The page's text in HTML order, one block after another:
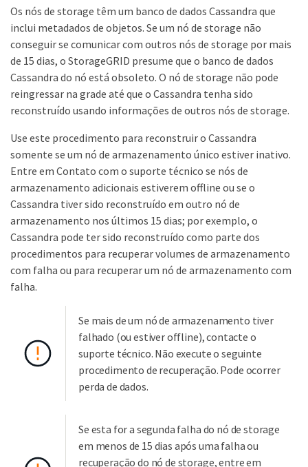
Os nós de storage têm um banco de dados Cassandra que
inclui metadados de objetos. Se um nó de storage não
conseguir se comunicar com outros nós de storage por mais
de 15 dias, o StorageGRID presume que o banco de dados
Cassandra do nó está obsoleto. O nó de storage não pode
reingressar na grade até que o Cassandra tenha sido
reconstruído usando informações de outros nós de storage.
Use este procedimento para reconstruir o Cassandra
somente se um nó de armazenamento único estiver inativo.
Entre em Contato com o suporte técnico se nós de
armazenamento adicionais estiverem offline ou se o
Cassandra tiver sido reconstruído em outro nó de
armazenamento nos últimos 15 dias; por exemplo, o
Cassandra pode ter sido reconstruído como parte dos
procedimentos para recuperar volumes de armazenamento
com falha ou para recuperar um nó de armazenamento com
falha.
Se mais de um nó de armazenamento tiver
falhado (ou estiver offline), contacte o
suporte técnico. Não execute o seguinte
procedimento de recuperação. Pode ocorrer
perda de dados.
Se esta for a segunda falha do nó de storage
em menos de 15 dias após uma falha ou
recuperação do nó de storage, entre em